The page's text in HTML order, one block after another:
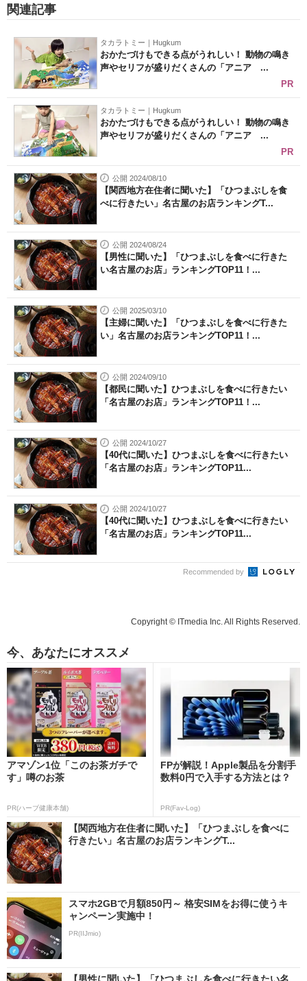
関連記事
タカラトミー｜Hugkum
おかたづけもできる点がうれしい！ 動物の鳴き
声やセリフが盛りだくさんの「アニア ...
PR
タカラトミー｜Hugkum
おかたづけもできる点がうれしい！ 動物の鳴き
声やセリフが盛りだくさんの「アニア ...
PR
公開 2024/08/10
【関西地方在住者に聞いた】「ひつまぶしを食
べに行きたい」名古屋のお店ランキングT...
公開 2024/08/24
【男性に聞いた】「ひつまぶしを食べに行きた
い名古屋のお店」ランキングTOP11！...
公開 2025/03/10
【主婦に聞いた】「ひつまぶしを食べに行きた
い」名古屋のお店ランキングTOP11！...
公開 2024/09/10
【都民に聞いた】ひつまぶしを食べに行きたい
「名古屋のお店」ランキングTOP11！...
公開 2024/10/27
【40代に聞いた】ひつまぶしを食べに行きたい
「名古屋のお店」ランキングTOP11...
公開 2024/10/27
【40代に聞いた】ひつまぶしを食べに行きたい
「名古屋のお店」ランキングTOP11...
Recommended by
Copyright © ITmedia Inc. All Rights Reserved.
今、あなたにオススメ
アマゾン1位「このお茶ガチで
す」噂のお茶
PR(ハーブ健康本舗)
FPが解説！Apple製品を分割手
数料0円で入手する方法とは？
PR(Fav-Log)
【関西地方在住者に聞いた】「ひつまぶしを食べに
行きたい」名古屋のお店ランキングT...
スマホ2GBで月額850円～ 格安SIMをお得に使うキ
ャンペーン実施中！
PR(IIJmio)